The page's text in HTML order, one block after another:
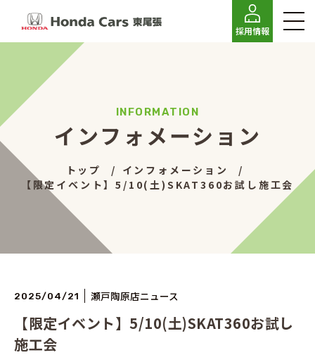
採用情報
インフォメーション
トップ
インフォメーション
【限定イベント】5/10(土)SKAT360お試し施工会
2025/04/21 瀬戸陶原店ニュース
【限定イベント】5/10(土)SKAT360お試し
施工会